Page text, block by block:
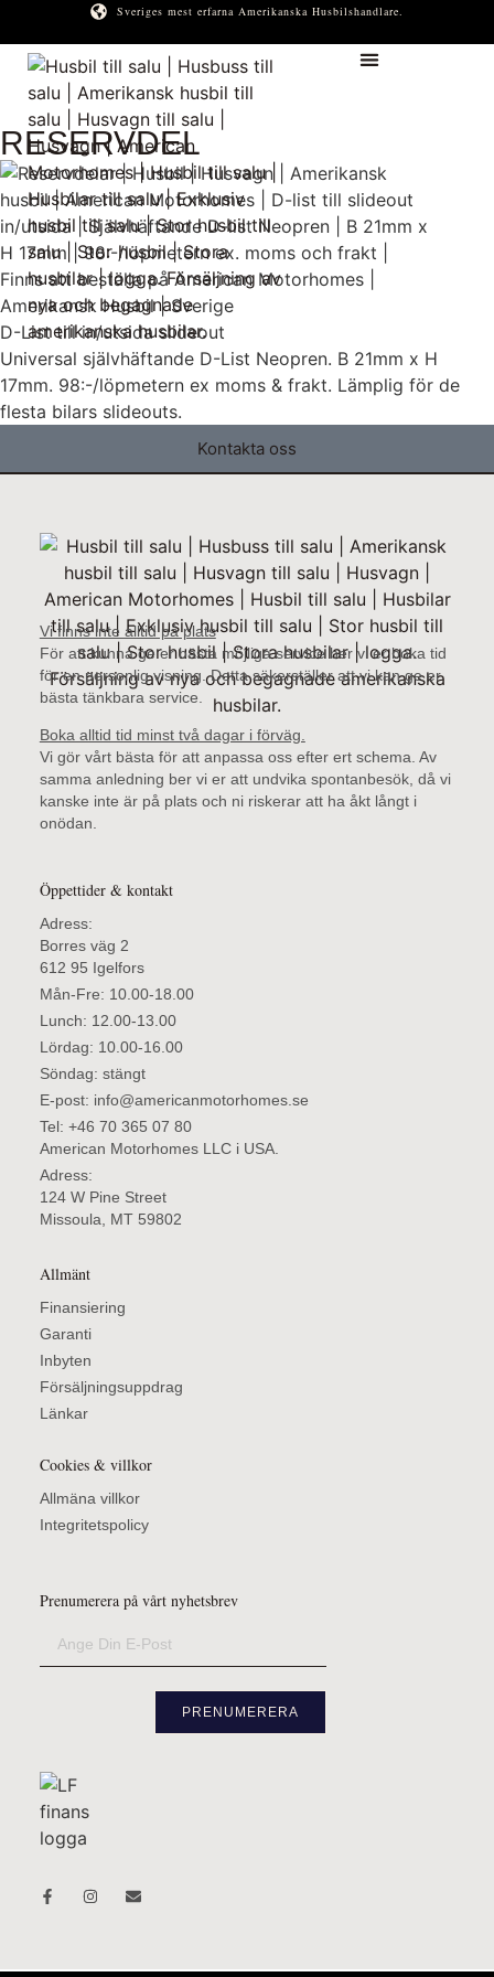
Sveriges mest erfarna Amerikanska Husbilshandlare.
RESERVDEL
D-List till in/utsida slideout
Universal självhäftande D-List Neopren. B 21mm x H
17mm. 98:-/löpmetern ex moms & frakt. Lämplig för de
flesta bilars slideouts.
Kontakta oss
Vi finns inte alltid på plats
För att kunna ge er bästa möjliga service ber vi er boka tid
för en personlig visning. Detta säkerställer att vi kan ge er
bästa tänkbara service.
Boka alltid tid minst två dagar i förväg.
Vi gör vårt bästa för att anpassa oss efter ert schema. Av
samma anledning ber vi er att undvika spontanbesök, då vi
kanske inte är på plats och ni riskerar att ha åkt långt i
onödan.
Öppettider & kontakt
Adress:
Borres väg 2
612 95 Igelfors
Mån-Fre: 10.00-18.00
Lunch: 12.00-13.00
Lördag: 10.00-16.00
Söndag: stängt
E-post: info@americanmotorhomes.se
Tel: +46 70 365 07 80
American Motorhomes LLC i USA.
Adress:
124 W Pine Street
Missoula, MT 59802
Allmänt
Finansiering
Garanti
Inbyten
Försäljningsuppdrag
Länkar
Cookies & villkor
Allmäna villkor
Integritetspolicy
Prenumerera på vårt nyhetsbrev
PRENUMERERA